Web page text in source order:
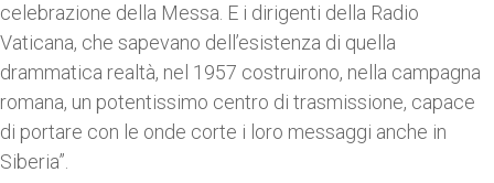
celebrazione della Messa. E i dirigenti della Radio
Vaticana, che sapevano dell’esistenza di quella
drammatica realtà, nel 1957 costruirono, nella campagna
romana, un potentissimo centro di trasmissione, capace
di portare con le onde corte i loro messaggi anche in
Siberia”.